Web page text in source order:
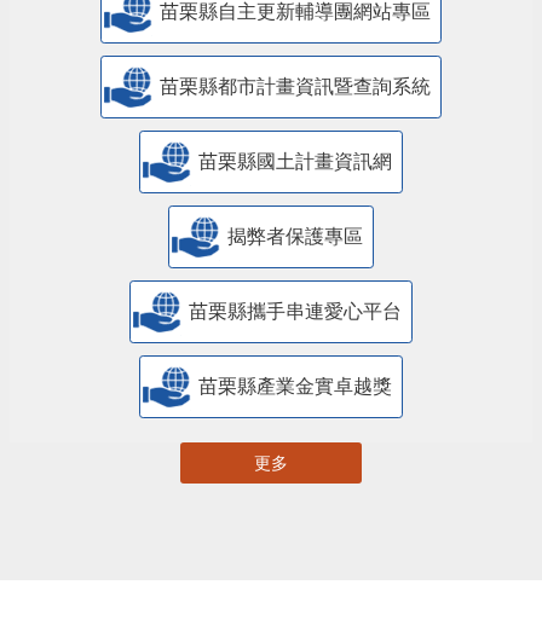
苗栗縣自主更新輔導團網站專區
苗栗縣都市計畫資訊暨查詢系統
苗栗縣國土計畫資訊網
揭弊者保護專區
苗栗縣攜手串連愛心平台
苗栗縣產業金實卓越獎
更多